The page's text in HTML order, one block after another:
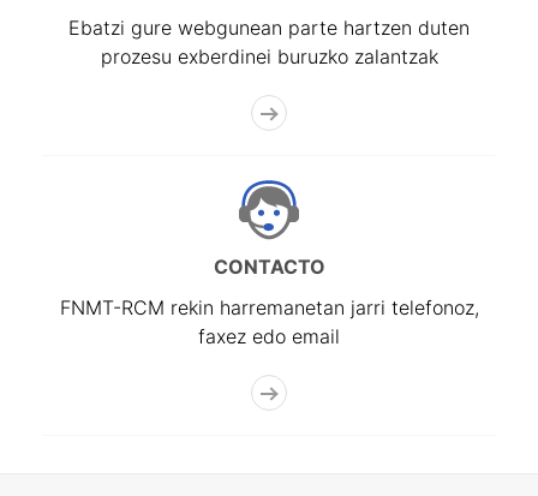
Ebatzi gure webgunean parte hartzen duten
prozesu exberdinei buruzko zalantzak
CONTACTO
FNMT-RCM rekin harremanetan jarri telefonoz,
faxez edo email